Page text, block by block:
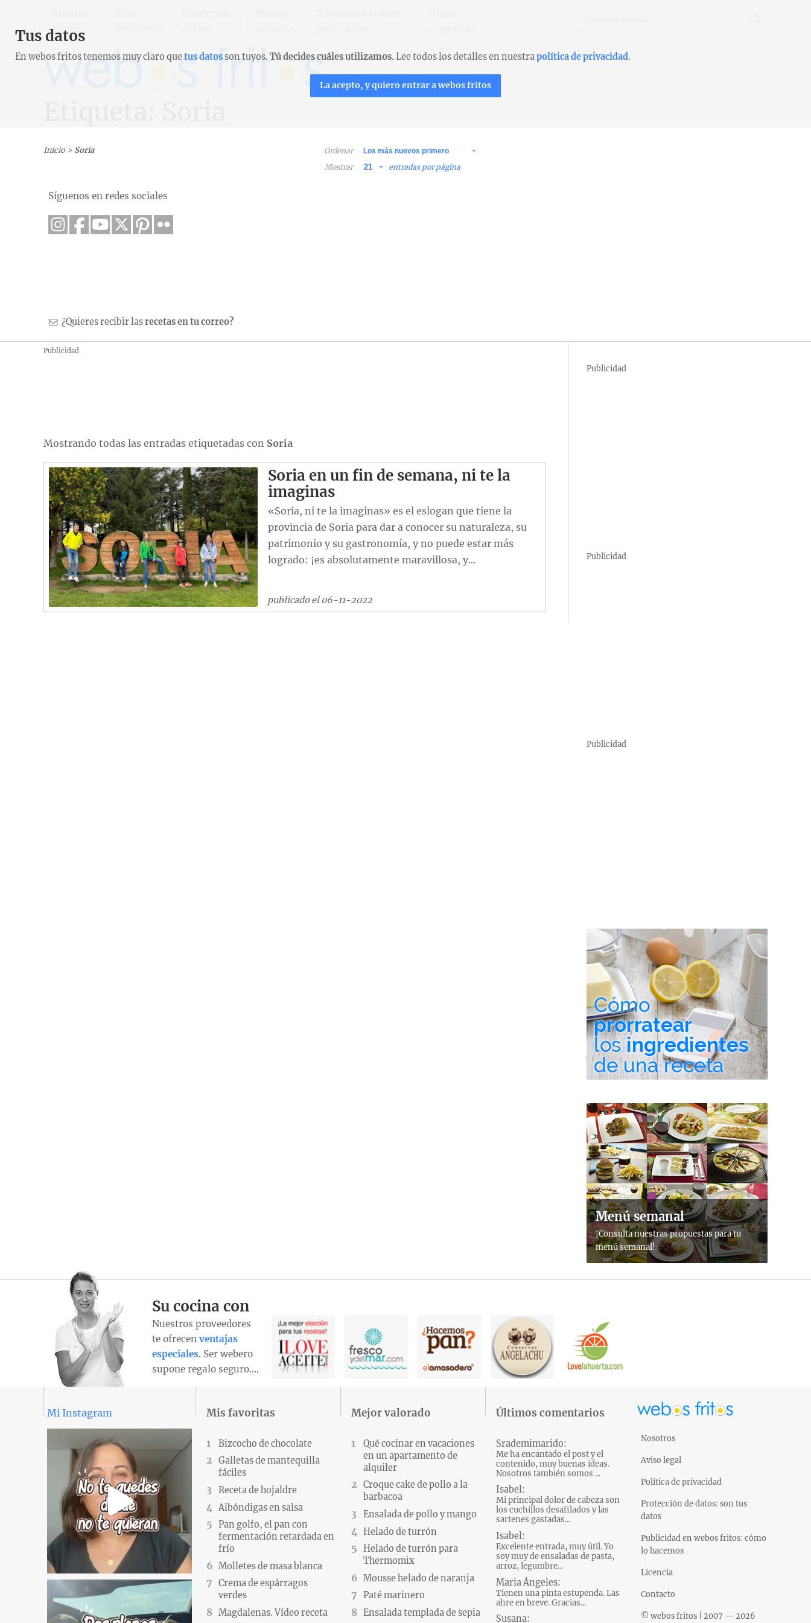
fáciles
Inicio> Soria
Ordenar
Mostrar
entradas por página
Síguenos en redes sociales
¿Quieres recibir lasrecetas en tu correo?
Publicidad
Mostrando todas las entradas etiquetadas con Soria
Soria en un fin de semana, ni te la
imaginas
«Soria, ni te la imaginas» es el eslogan que tiene la
provincia de Soria para dar a conocer su naturaleza, su
patrimonio y su gastronomía, y no puede estar más
logrado: ¡es absolutamente maravillosa, y...
publicado el 06-11-2022
Publicidad
Publicidad
Publicidad
Menú semanal
¡Consulta nuestras propuestas para tu
menú semanal!
Su cocina con
Nuestros proveedores
te ofrecen ventajas
especiales. Ser webero
supone regalo seguro….
Mi Instagram Mis favoritas
Bizcocho de chocolate
Galletas de mantequilla
fáciles
Receta de hojaldre
Albóndigas en salsa
Pan golfo, el pan con
fermentación retardada en
frío
Molletes de masa blanca
Crema de espárragos
verdes
Magdalenas. Vídeo receta
Mejor valorado
Qué cocinar en vacaciones
en un apartamento de
alquiler
Croque cake de pollo a la
barbacoa
Ensalada de pollo y mango
Helado de turrón
Helado de turrón para
Thermomix
Mousse helado de naranja
Paté marinero
Ensalada templada de sepia
Últimos comentarios
Srademimarido:
Me ha encantado el post y el
contenido, muy buenas ideas.
Nosotros también somos ...
Isabel:
Mi principal dolor de cabeza son
los cuchillos desafilados y las
sartenes gastadas...
Isabel:
Excelente entrada, muy útil. Yo
soy muy de ensaladas de pasta,
arroz, legumbre...
Maria Ángeles:
Tienen una pinta estupenda. Las
ahre en breve. Gracias...
Susana:
Nosotros
Aviso legal
Política de privacidad
Protección de datos: son tus
datos
Publicidad en webos fritos: cómo
lo hacemos
Licencia
Contacto
© webos fritos | 2007 — 2026
Tus datos
En webos fritos tenemos muy claro quetus datosson tuyos. Tú decides cuáles utilizamos.Lee todos los detalles en nuestrapolítica de privacidad.
La acepto, y quiero entrar a webos fritos